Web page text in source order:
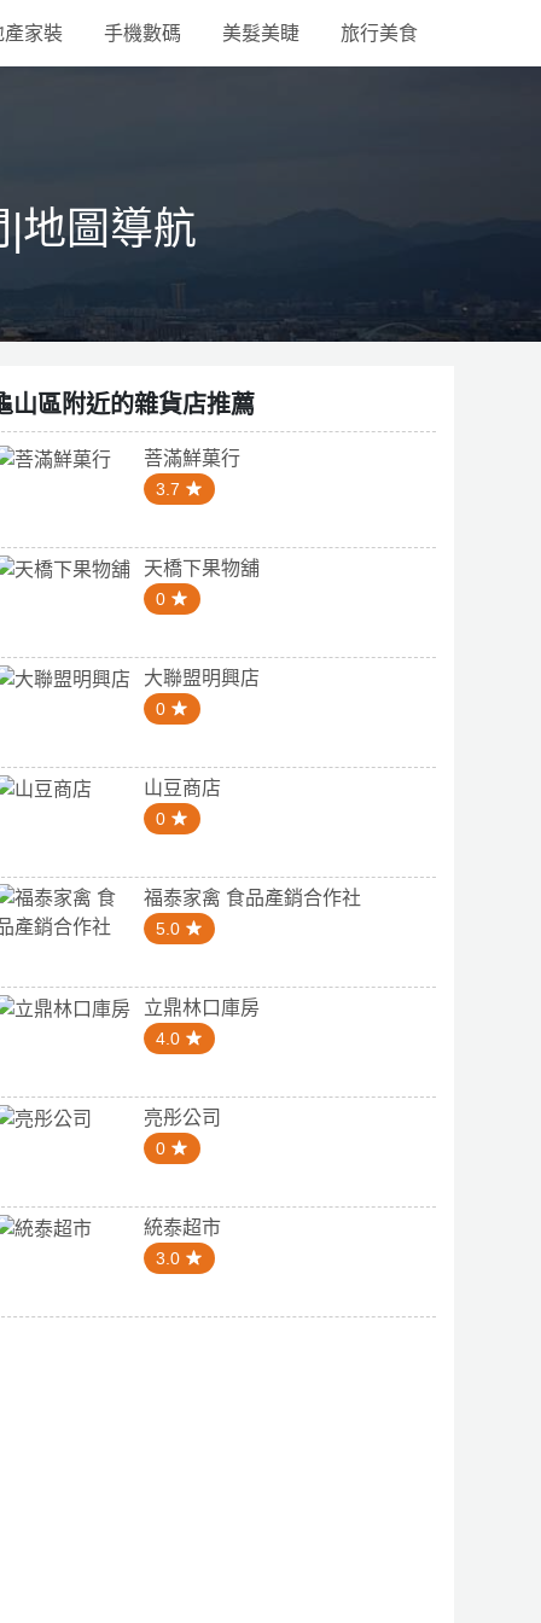
產家裝 手機數碼 美髮美睫 旅行美食
地圖導航
山區附近的雜貨店推薦
菩滿鮮菓行
3.7
天橋下果物舖
0
大聯盟明興店
0
山豆商店
0
福泰家禽 食品產銷合作社
5.0
立鼎林口庫房
4.0
亮彤公司
0
統泰超市
3.0